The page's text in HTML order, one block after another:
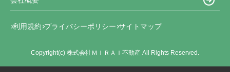
利用規約 プライバシーポリシー サイトマップ
Copyright(c) 株式会社ＭＩＲＡＩ不動産 All Rights Reserved.